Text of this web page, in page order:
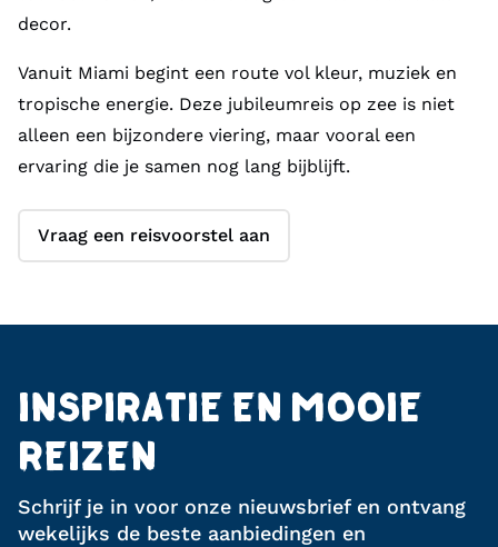
decor.
Vanuit Miami begint een route vol kleur, muziek en
tropische energie. Deze jubileumreis op zee is niet
alleen een bijzondere viering, maar vooral een
ervaring die je samen nog lang bijblijft.
Vraag een reisvoorstel aan
INSPIRATIE EN MOOIE
REIZEN
Schrijf je in voor onze nieuwsbrief en ontvang
wekelijks de beste aanbiedingen en